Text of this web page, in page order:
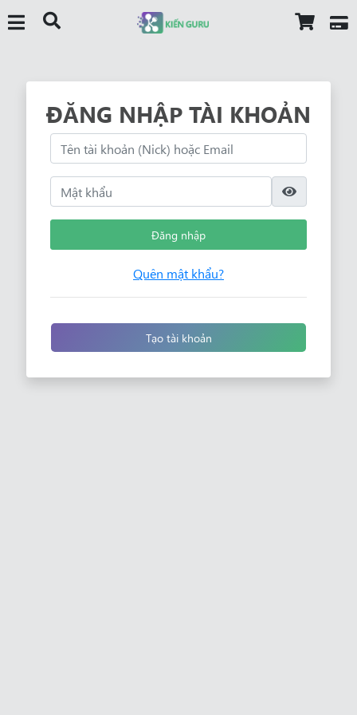
ĐĂNG NHẬP TÀI KHOẢN
Đăng nhập
Quên mật khẩu?
Tạo tài khoản